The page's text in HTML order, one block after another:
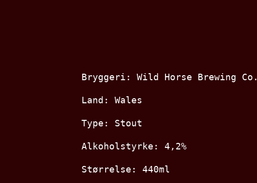
Bryggeri: Wild Horse Brewing Co.
Land: Wales
Type: Stout
Alkoholstyrke: 4,2%
Størrelse: 440ml